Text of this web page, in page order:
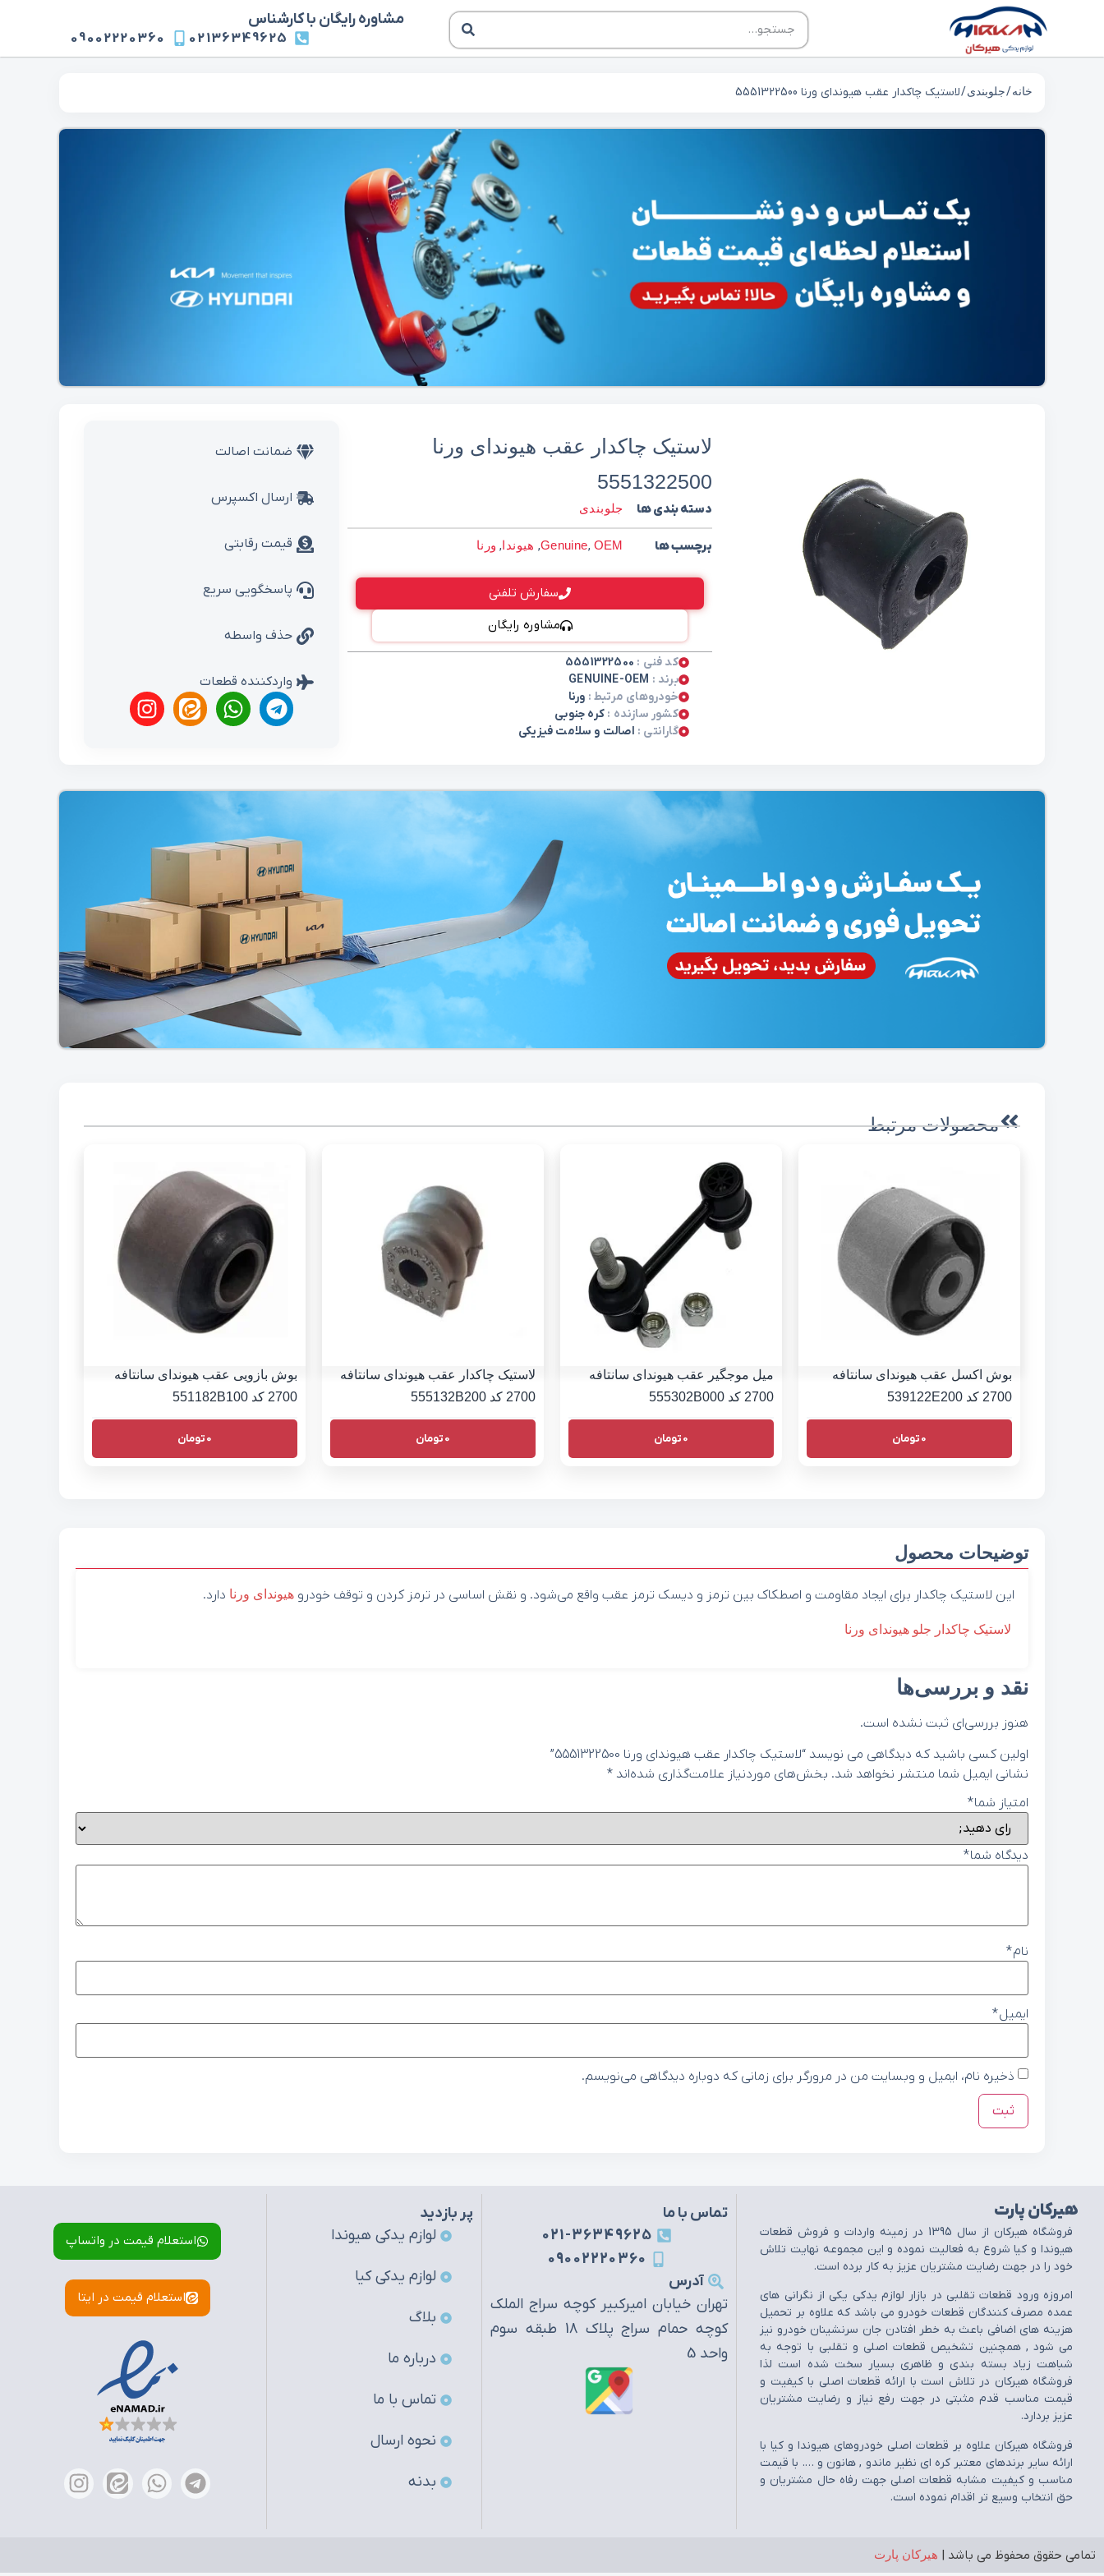
مشاوره رایگان با کارشناس
02136349625
09002220360
خانه/جلوبندی/ لاستیک چاکدار عقب هیوندای ورنا 5551322500
لاستیک چاکدار عقب هیوندای ورنا
5551322500
دسته بندی ها جلوبندی
برچسب ها Genuine, OEM
, هیوندا, ورنا
سفارش تلفنی
مشاوره رایگان
کد فنی : 5551322500
برند : GENUINE-OEM
خودروهای مرتبط : ورنا
کشور سازنده :کره جنوبی
گارانتی : اصالت و سلامت فیزیکی
ضمانت اصالت
ارسال اکسپرس
قیمت رقابتی
پاسخگویی سریع
حذف واسطه
واردکننده قطعات
محصولات مرتبط
بوش اکسل عقب هیوندای سانتافه
2700 کد 539122E200
0تومان
میل موجگیر عقب هیوندای سانتافه
2700 کد 555302B000
0تومان
لاستیک چاکدار عقب هیوندای سانتافه
2700 کد 555132B200
0تومان
بوش بازویی عقب هیوندای سانتافه
2700 کد 551182B100
0تومان
توضیحات محصول
این لاستیک چاکدار برای ایجاد مقاومت و اصطکاک بین ترمز و دیسک ترمز عقب واقع می‌شود. و نقش اساسی در ترمز کردن و توقف خودرو هیوندای ورنا دارد.
لاستیک چاکدار جلو هیوندای ورنا
نقد و بررسی‌ها
هنوز بررسی‌ای ثبت نشده است.
اولین کسی باشید که دیدگاهی می نویسد “لاستیک چاکدار عقب هیوندای ورنا 5551322500”
نشانی ایمیل شما منتشر نخواهد شد. بخش‌های موردنیاز علامت‌گذاری شده‌اند *
امتیاز شما*
دیدگاه شما*
نام*
ایمیل*
ذخیره نام، ایمیل و وبسایت من در مرورگر برای زمانی که دوباره دیدگاهی می‌نویسم.
هیرکان پارت
فروشگاه هيرکان از سال 1395 در زمينه واردات و فروش قطعات
هيوندا و کيا شروع به فعاليت نموده و اين مجموعه نهايت تلاش
خود را در جهت رضايت مشتريان عزيز به کار برده است.
امروزه ورود قطعات تقلبي در بازار لوازم يدکي يکي از نگراني هاي
عمده مصرف کنندگان قطعات خودرو مي باشد که علاوه بر تحميل
هزينه هاي اضافي باعث به خطر افتادن جان سرنشينان خودرو نيز
مي شود , همچنين تشخيص قطعات اصلي و تقلبي با توجه به
شباهت زياد بسته بندي و ظاهري بسيار سخت شده است لذا
فروشگاه هيرکان در تلاش است با ارائه قطعات اصلي با کيفيت و
قيمت مناسب قدم مثبتي در جهت رفع نياز و رضايت مشتريان
عزيز بردارد.
فروشگاه هيرکان علاوه بر قطعات اصلي خودروهاي هيوندا و کيا با
ارائه ساير برندهاي معتبر کره اي نظير ماندو , هانون و …. با قيمت
مناسب و کيفيت مشابه قطعات اصلي جهت رفاه حال مشتريان و
حق انتخاب وسيع تر اقدام نموده است.
تماس با ما
021-36349625
09002220360
آدرس
تهران خیابان امیرکبیر کوچه سراج الملک
کوچه حمام سراج پلاک 18 طبقه سوم
واحد 5
پر بازدید
لوازم یدکی هیوندا
لوازم یدکی کیا
بلاگ
درباره ما
تماس با ما
نحوه ارسال
بدنه
استعلام قیمت در واتساپ
استعلام قیمت در ایتا
تمامی حقوق محفوظ می باشد | هیرکان پارت